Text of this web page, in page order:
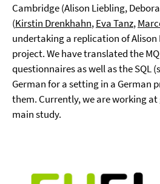
Cambridge (Alison Liebling,
(Kirstin Drenkhahn,Eva Tanz,
undertaking a replication of Alison
project. We have translated the
questionnaires as well as the SQL
German for a setting in a German
them. Currently, we are working
main study.